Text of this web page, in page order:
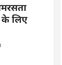
लिए